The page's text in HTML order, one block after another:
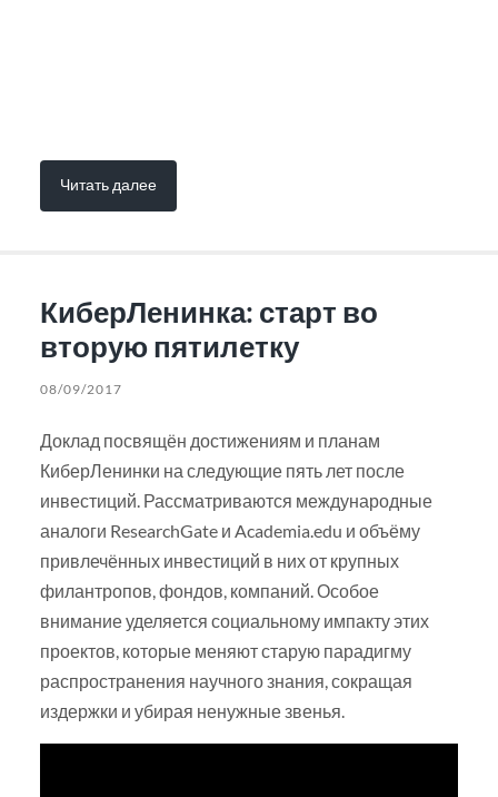
Читать далее
КиберЛенинка: старт во
вторую пятилетку
08/09/2017
Доклад посвящён достижениям и планам
КиберЛенинки на следующие пять лет после
инвестиций. Рассматриваются международные
аналоги ResearchGate и Academia.edu и объёму
привлечённых инвестиций в них от крупных
филантропов, фондов, компаний. Особое
внимание уделяется социальному импакту этих
проектов, которые меняют старую парадигму
распространения научного знания, сокращая
издержки и убирая ненужные звенья.